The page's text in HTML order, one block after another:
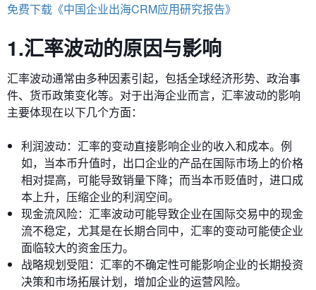
免费下载《中国企业出海CRM应用研究报告》
1.汇率波动的原因与影响
汇率波动通常由多种因素引起，包括全球经济形势、政治事
件、货币政策变化等。对于出海企业而言，汇率波动的影响
主要体现在以下几个方面：
利润波动：汇率的变动直接影响企业的收入和成本。例
如，当本币升值时，出口企业的产品在国际市场上的价格
相对提高，可能导致销量下降；而当本币贬值时，进口成
本上升，压缩企业的利润空间。
现金流风险：汇率波动可能导致企业在国际交易中的现金
流不稳定，尤其是在长期合同中，汇率的变动可能使企业
面临较大的资金压力。
战略规划受阻：汇率的不确定性可能影响企业的长期投资
决策和市场拓展计划，增加企业的运营风险。